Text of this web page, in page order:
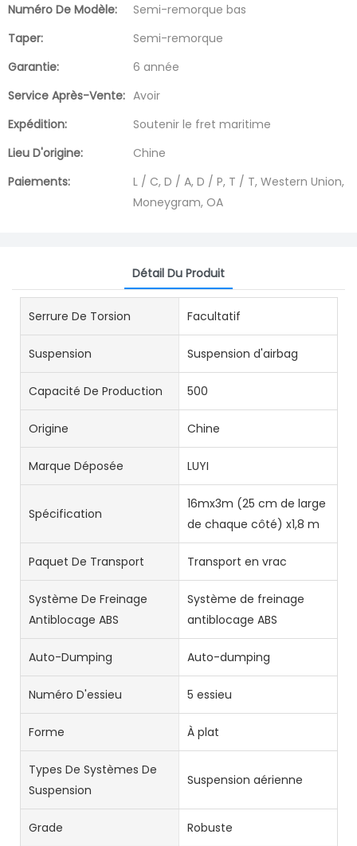
Numéro De Modèle:
Semi-remorque bas
Taper:
Semi-remorque
Garantie:
6 année
Service Après-Vente: Avoir
Expédition:
Soutenir le fret maritime
Lieu D'origine:
Chine
Paiements:
L / C, D / A, D / P, T / T, Western Union,
Moneygram, OA
Détail Du Produit
Serrure De Torsion Facultatif
Suspension Suspension d'airbag
Capacité De Production 500
Origine Chine
Marque Déposée LUYI
Spécification
16mx3m (25 cm de large
de chaque côté) x1,8 m
Paquet De Transport Transport en vrac
Système De Freinage
Antiblocage ABS
Système de freinage
antiblocage ABS
Auto-Dumping Auto-dumping
Numéro D'essieu 5 essieu
Forme À plat
Types De Systèmes De
Suspension
Suspension aérienne
Grade Robuste